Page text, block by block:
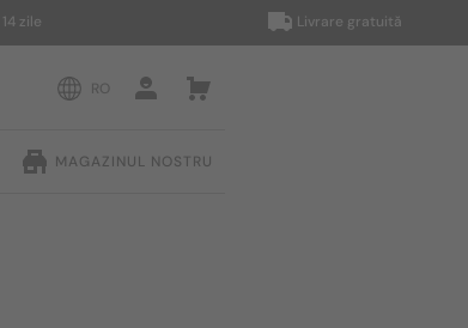
Livrare gratuită
RO
MAGAZINUL NOSTRU